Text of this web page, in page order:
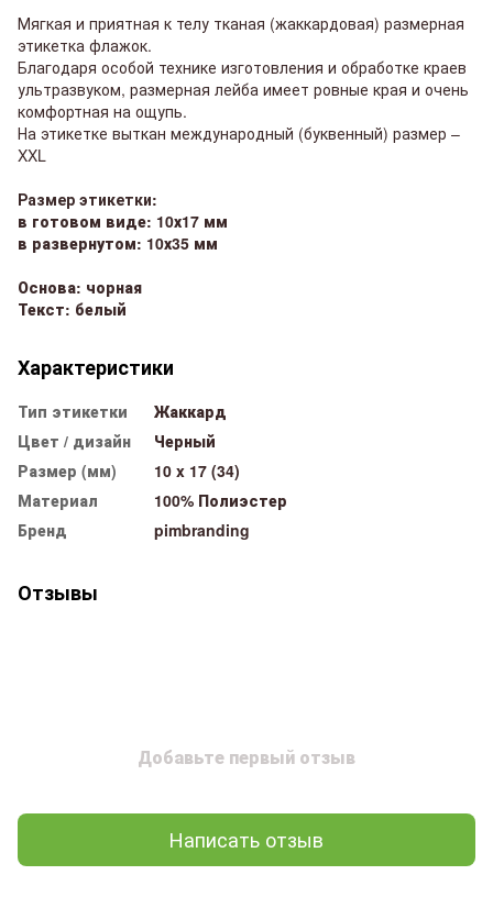
Мягкая и приятная к телу тканая (жаккардовая) размерная
этикетка флажок.
Благодаря особой технике изготовления и обработке краев
ультразвуком, размерная лейба имеет ровные края и очень
комфортная на ощупь.
На этикетке выткан международный (буквенный) размер –
XXL
Размер этикетки:
в готовом виде: 10х17 мм
в развернутом: 10х35 мм
Основа: чорная
Текст: белый
Характеристики
Тип этикетки
Жаккард
Цвет / дизайн
Черный
Размер (мм)
10 x 17 (34)
Материал
100% Полиэстер
Бренд
pimbranding
Отзывы
Добавьте первый отзыв
Написать отзыв